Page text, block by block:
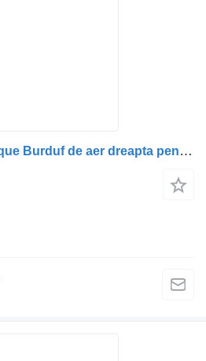
Suspension pneumatique Burduf de aer dreapta pentru , coduri 5010294309, 5010488070, 74 pour camion